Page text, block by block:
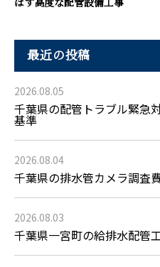
ばす高度な配管設備工事
最近の投稿
2026.08.05
千葉県の配管トラブル緊急
基準
2026.08.04
千葉県の排水管カメラ調査
2026.08.03
千葉県一宮町の給排水配管